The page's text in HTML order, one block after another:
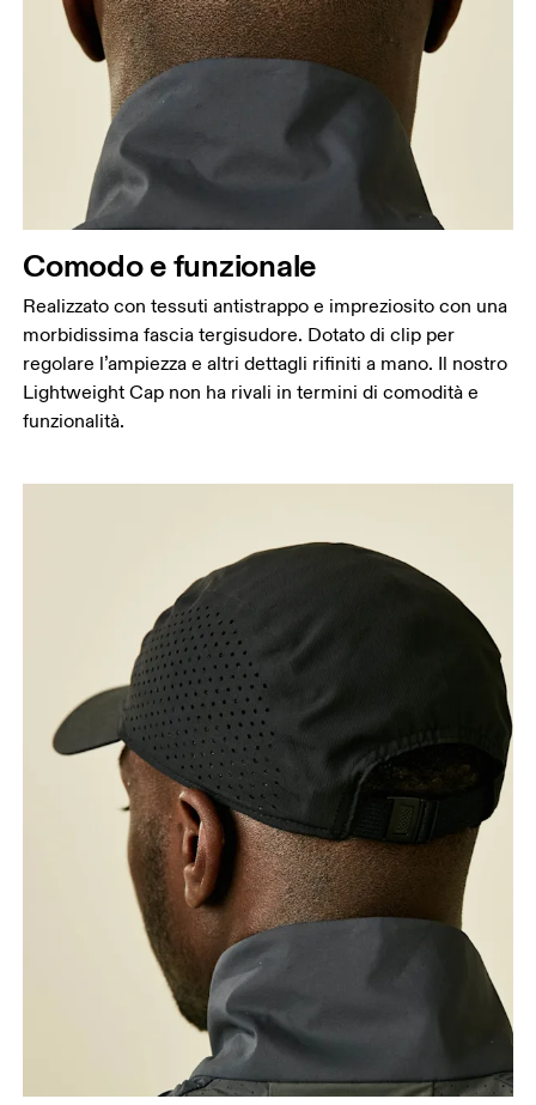
Comodo e funzionale
Realizzato con tessuti antistrappo e impreziosito con una
morbidissima fascia tergisudore. Dotato di clip per
regolare l’ampiezza e altri dettagli rifiniti a mano. Il nostro
Lightweight Cap non ha rivali in termini di comodità e
funzionalità.